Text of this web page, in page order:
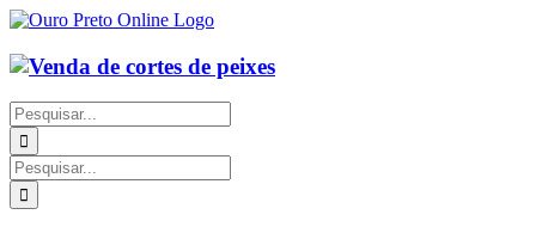
Ir
o
conteúdo
Buscar
resultados
para:
Buscar
resultados
para: